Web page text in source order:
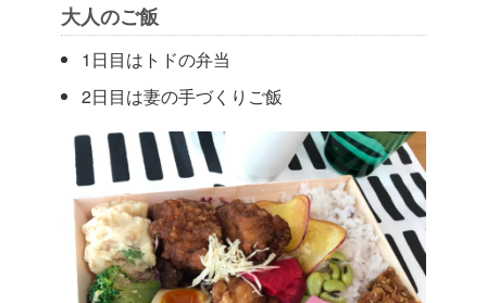
大人のご飯
1日目はトドの弁当
2日目は妻の手づくりご飯